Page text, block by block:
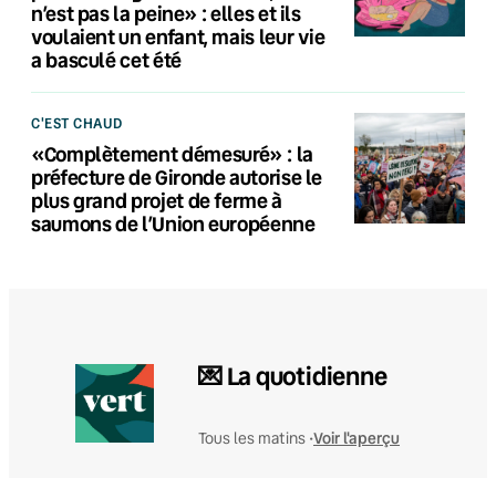
n’est pas la peine» : elles et ils
voulaient un enfant, mais leur vie
a basculé cet été
C'EST CHAUD
«Complètement démesuré» : la
préfecture de Gironde autorise le
plus grand projet de ferme à
saumons de l’Union européenne
💌 La quotidienne
Tous les matins •Voir l'aperçu